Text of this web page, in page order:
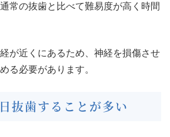
常の抜歯と比べて難易度が高く時間
が近くにあるため、神経を損傷させ
る必要があります。
抜歯することが多い